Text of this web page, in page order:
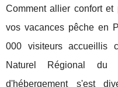
Comment allier confort
vos vacances pêche en
000 visiteurs accueillis
Naturel Régional du
d'hébergement s'est